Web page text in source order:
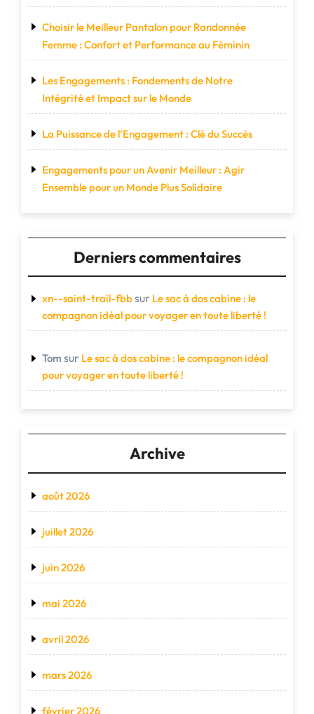
Choisir le Meilleur Pantalon pour Randonnée
Femme : Confort et Performance au Féminin
Les Engagements : Fondements de Notre
Intégrité et Impact sur le Monde
La Puissance de l’Engagement : Clé du Succès
Engagements pour un Avenir Meilleur : Agir
Ensemble pour un Monde Plus Solidaire
Derniers commentaires
xn--saint-trail-fbbsur Le sac à dos cabine : le
compagnon idéal pour voyager en toute liberté !
Tom sur Le sac à dos cabine : le compagnon idéal
pour voyager en toute liberté !
Archive
août 2026
juillet 2026
juin 2026
mai 2026
avril 2026
mars 2026
février 2026